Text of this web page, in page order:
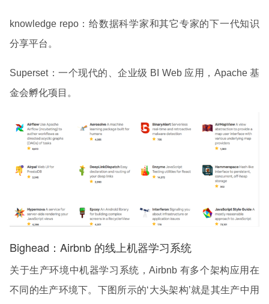
knowledge repo：给数据科学家和其它专家的下一代知识
分享平台。
Superset：一个现代的、企业级 BI Web 应用，Apache 基
金会孵化项目。
Bighead：Airbnb 的线上机器学习系统
关于生产环境中机器学习系统，Airbnb 有多个架构应用在
不同的生产环境下。下图所示的‘大头架构’就是其生产中用